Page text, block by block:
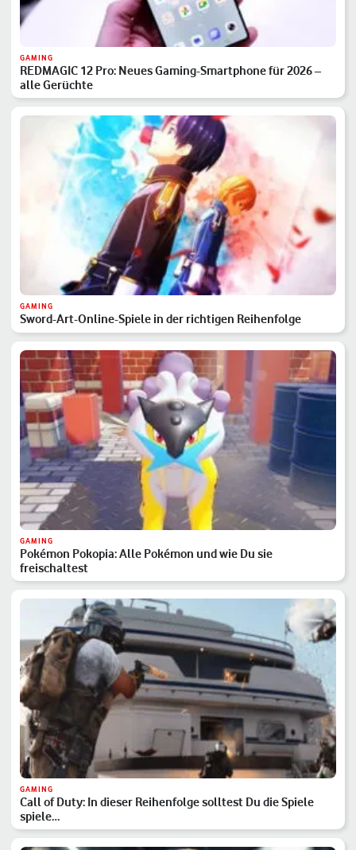
GAMING
REDMAGIC 12 Pro: Neues Gaming-Smartphone für 2026 –
alle Gerüchte
GAMING
Sword-Art-Online-Spiele in der richtigen Reihenfolge
GAMING
Pokémon Pokopia: Alle Pokémon und wie Du sie
freischaltest
GAMING
Call of Duty: In dieser Reihenfolge solltest Du die Spiele
spiele…